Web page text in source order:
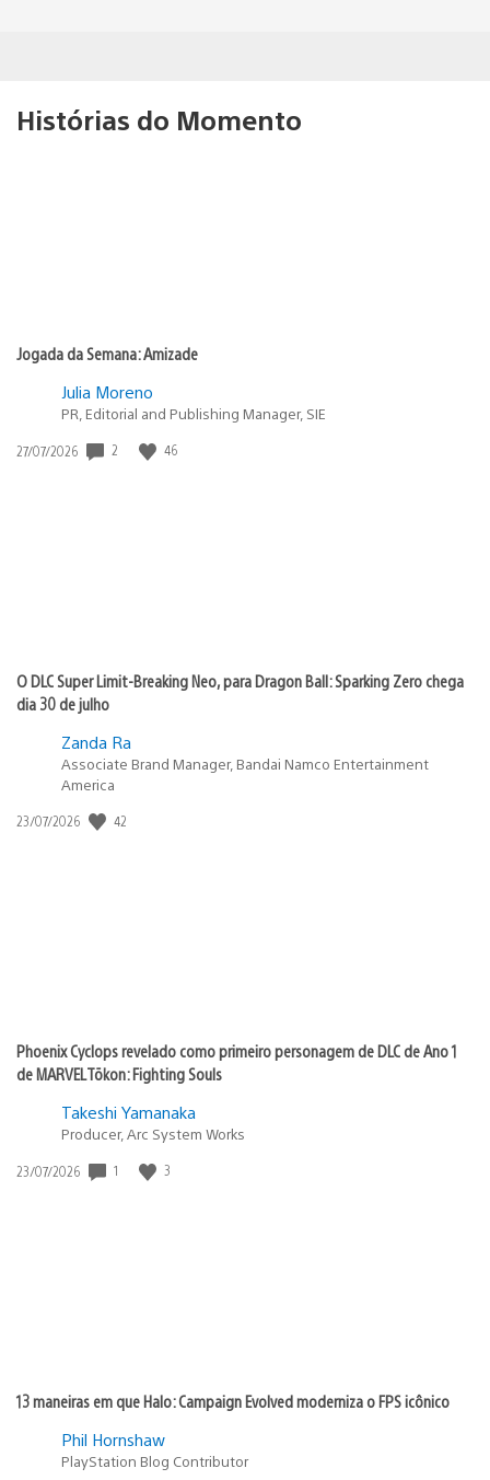
Histórias do Momento
Jogada da Semana: Amizade
Julia Moreno
PR, Editorial and Publishing Manager, SIE
Data
27/07/2026 2 46
O DLC Super Limit-Breaking Neo, para Dragon Ball: Sparking Zero chega
dia 30 de julho
Zanda Ra
Associate Brand Manager, Bandai Namco Entertainment
America
Data
23/07/2026 42
Phoenix Cyclops revelado como primeiro personagem de DLC de Ano 1
de MARVEL Tōkon: Fighting Souls
Takeshi Yamanaka
Producer, Arc System Works
Data
23/07/2026 1 3
13 maneiras em que Halo: Campaign Evolved moderniza o FPS icônico
Phil Hornshaw
PlayStation Blog Contributor